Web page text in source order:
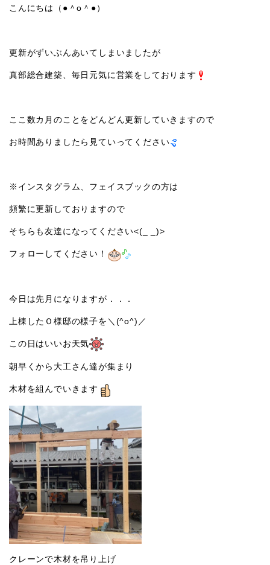
こんにちは（●＾o＾●）
更新がずいぶんあいてしまいましたが
真部総合建築、毎日元気に営業をしております
ここ数カ月のことをどんどん更新していきますので
お時間ありましたら見ていってください
※インスタグラム、フェイスブックの方は
頻繁に更新しておりますので
そちらも友達になってください<(_ _)>
フォローしてください！
今日は先月になりますが．．．
上棟したＯ様邸の様子を＼(^o^)／
この日はいいお天気
朝早くから大工さん達が集まり
木材を組んでいきます
クレーンで木材を吊り上げ